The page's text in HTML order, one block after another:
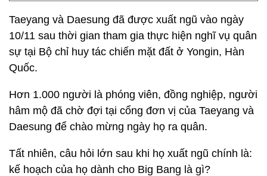
Taeyang và Daesung đã được xuất ngũ vào ngày
10/11 sau thời gian tham gia thực hiện nghĩ vụ quân
sự tại Bộ chỉ huy tác chiến mặt đất ở Yongin, Hàn
Quốc.
Hơn 1.000 người là phóng viên, đồng nghiệp, người
hâm mộ đã chờ đợi tại cổng đơn vị của Taeyang và
Daesung để chào mừng ngày họ ra quân.
Tất nhiên, câu hỏi lớn sau khi họ xuất ngũ chính là:
kế hoạch của họ dành cho Big Bang là gì?